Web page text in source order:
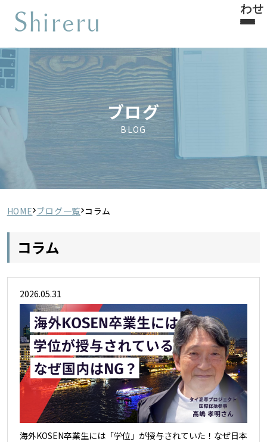
わせ
ブログ
BLOG
HOME ブログ一覧 コラム
コラム
2026.05.31
海外KOSEN卒業生には「学位」が授与されていた！なぜ日本